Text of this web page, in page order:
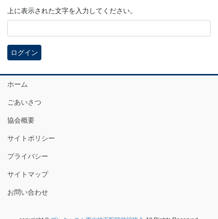
上に表示された文字を入力してください。
ホーム
ごあいさつ
協会概要
サイトポリシー
プライバシー
サイトマップ
お問い合わせ